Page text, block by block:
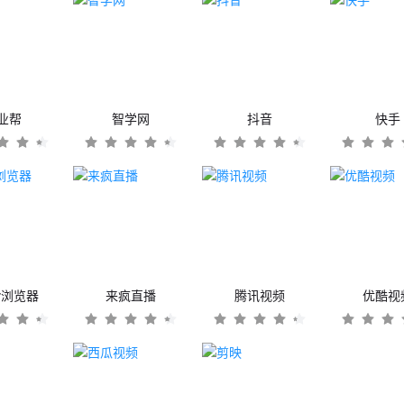
帮 智学网 抖音 快手
览器 来疯直播 腾讯视频 优酷视